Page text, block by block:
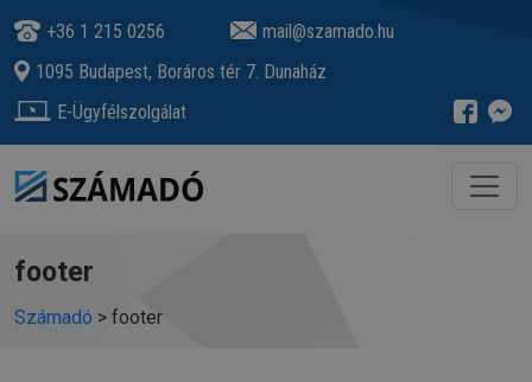
+36 1 215 0256
mail@szamado.hu
1095 Budapest, Boráros tér 7. Dunaház
E-Ügyfélszolgálat
footer
Számadó > footer